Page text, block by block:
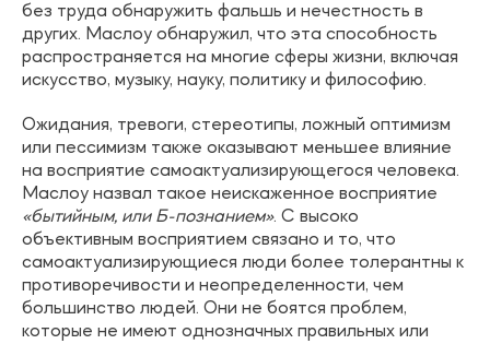
без труда обнаружить фальшь и нечестность в
других. Маслоу обнаружил, что эта способность
распространяется на многие сферы жизни, включая
искусство, музыку, науку, политику и философию.
Ожидания, тревоги, стереотипы, ложный оптимизм
или пессимизм также оказывают меньшее влияние
на восприятие самоактуализирующегося человека.
Маслоу назвал такое неискаженное восприятие
«бытийным, или Б-познанием». С высоко
объективным восприятием связано и то, что
самоактуализирующиеся люди более толерантны к
противоречивости и неопределенности, чем
большинство людей. Они не боятся проблем,
которые не имеют однозначных правильных или